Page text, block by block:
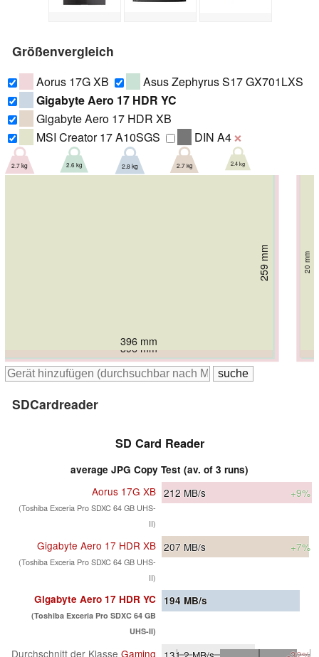
Größenvergleich
Aorus 17G XB
Asus Zephyrus S17 GX701LXS
Gigabyte Aero 17 HDR YC
Gigabyte Aero 17 HDR XB
MSI Creator 17 A10SGS
DIN A4 ❌
405 mm
276 mm 26 mm
2.7 kg
399 mm
272 mm 18.7 mm
2.6 kg
396 mm
270 mm 21.4 mm
2.8 kg
396 mm
270 mm 21 mm
2.7 kg
396 mm
259 mm 20 mm
2.4 kg
SDCardreader
SD Card Reader
average JPG Copy Test (av. of 3 runs)
Aorus 17G XB
(Toshiba Exceria Pro SDXC 64 GB UHS-
II)
212 MB/s +9%
Gigabyte Aero 17 HDR XB
(Toshiba Exceria Pro SDXC 64 GB UHS-
II)
207 MB/s +7%
Gigabyte Aero 17 HDR YC
(Toshiba Exceria Pro SDXC 64 GB
UHS-II)
194 MB/s
Durchschnitt der Klasse Gaming